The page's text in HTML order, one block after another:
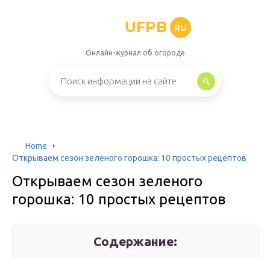
UFPB RU
Онлайн-журнал об огороде
Home
Открываем сезон зеленого горошка: 10 простых рецептов
Открываем сезон зеленого
горошка: 10 простых рецептов
Содержание: